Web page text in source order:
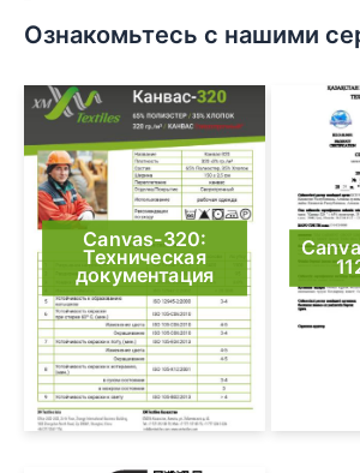
Ознакомьтесь с нашими
Canvas-320:
Техническая
документация